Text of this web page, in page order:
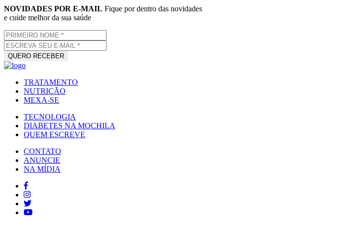
NOVIDADES POR E-MAIL Fique por dentro das novidades
e cuide melhor da sua saúde
TRATAMENTO
NUTRIÇÃO
MEXA-SE
TECNOLOGIA
DIABETES NA MOCHILA
QUEM ESCREVE
CONTATO
ANUNCIE
NA MÍDIA